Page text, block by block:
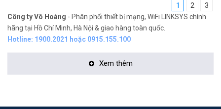
1 2
3
Công ty Võ Hoàng - Phân phối thiết bị mạng, WiFi LINKSYS chính
hãng tại Hồ Chí Minh, Hà Nội & giao hàng toàn quốc.
Hotline: 1900.2021 hoặc 0915.155.100
Xem thêm